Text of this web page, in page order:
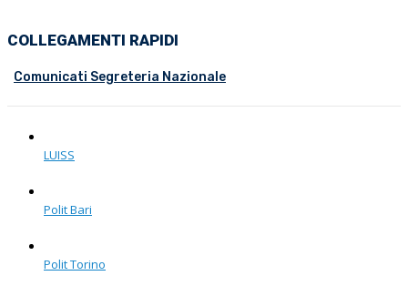
COLLEGAMENTI RAPIDI
Comunicati Segreteria Nazionale
LUISS
Polit Bari
Polit Torino